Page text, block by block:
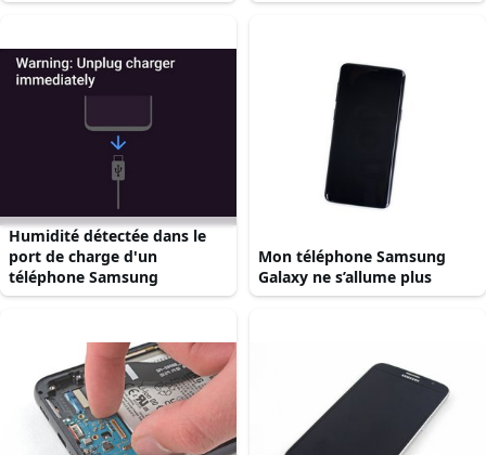
Humidité détectée dans le
port de charge d'un
téléphone Samsung
Mon téléphone Samsung
Galaxy ne s’allume plus